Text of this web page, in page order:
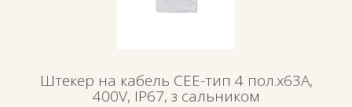
Штекер на кабель СЕЕ-тип 4 пол.х63А,
400V, IP67, з сальником